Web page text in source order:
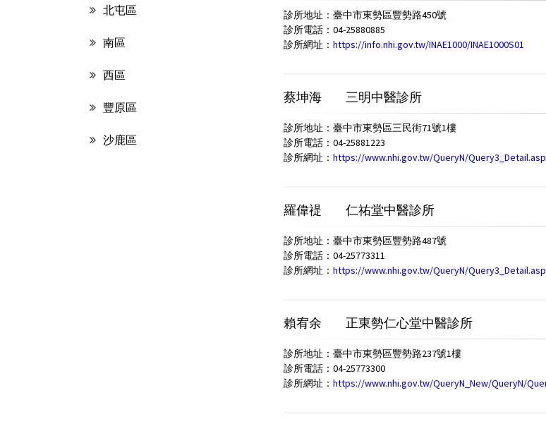
北屯區
南區
西區
豐原區
沙鹿區
診所地址：臺中市東勢區豐勢路450號
診所電話：04-25880885
診所網址： https://info.nhi.gov.tw/INAE1000/INAE1000S01
蔡坤海 三明中醫診所
診所地址：臺中市東勢區三民街71號1樓
診所電話：04-25881223
診所網址： https://www.nhi.gov.tw/QueryN/
羅偉禔 仁祐堂中醫診所
診所地址：臺中市東勢區豐勢路487號
診所電話：04-25773311
診所網址： https://www.nhi.gov.tw/QueryN/
賴宥余 正東勢仁心堂中醫診所
診所地址：臺中市東勢區豐勢路237號1樓
診所電話：04-25773300
診所網址： https://www.nhi.gov.tw/QueryN_New/QueryN/